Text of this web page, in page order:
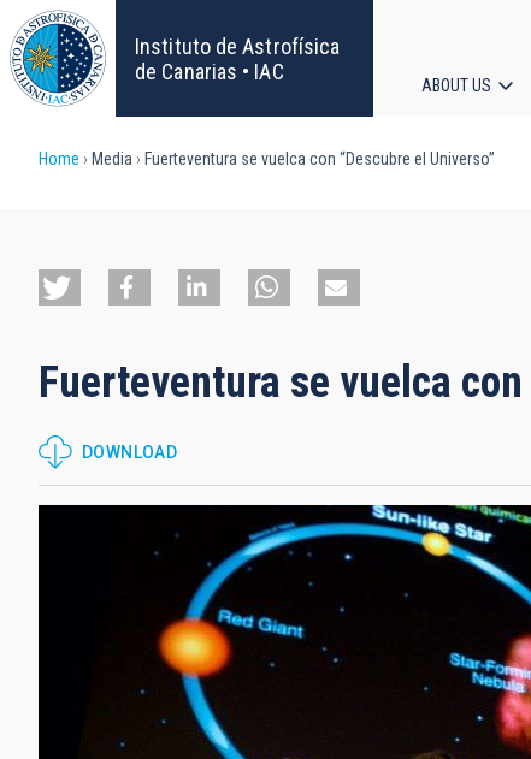
Skip
to
main
content
Instituto de Astrofísica
de Canarias • IAC
ABOUT US
Breadcrumb
Home Media Fuerteventura se vuelca con “Descubre el Universo”
Fuerteventura se vuelca
DOWNLOAD